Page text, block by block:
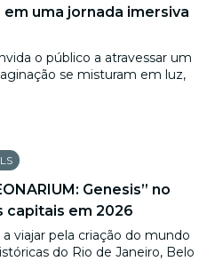
uma jornada imersiva
o público a atravessar um
se misturam em luz,
Genesis” no
capitais em 2026
viajar pela criação do mundo
do Rio de Janeiro, Belo